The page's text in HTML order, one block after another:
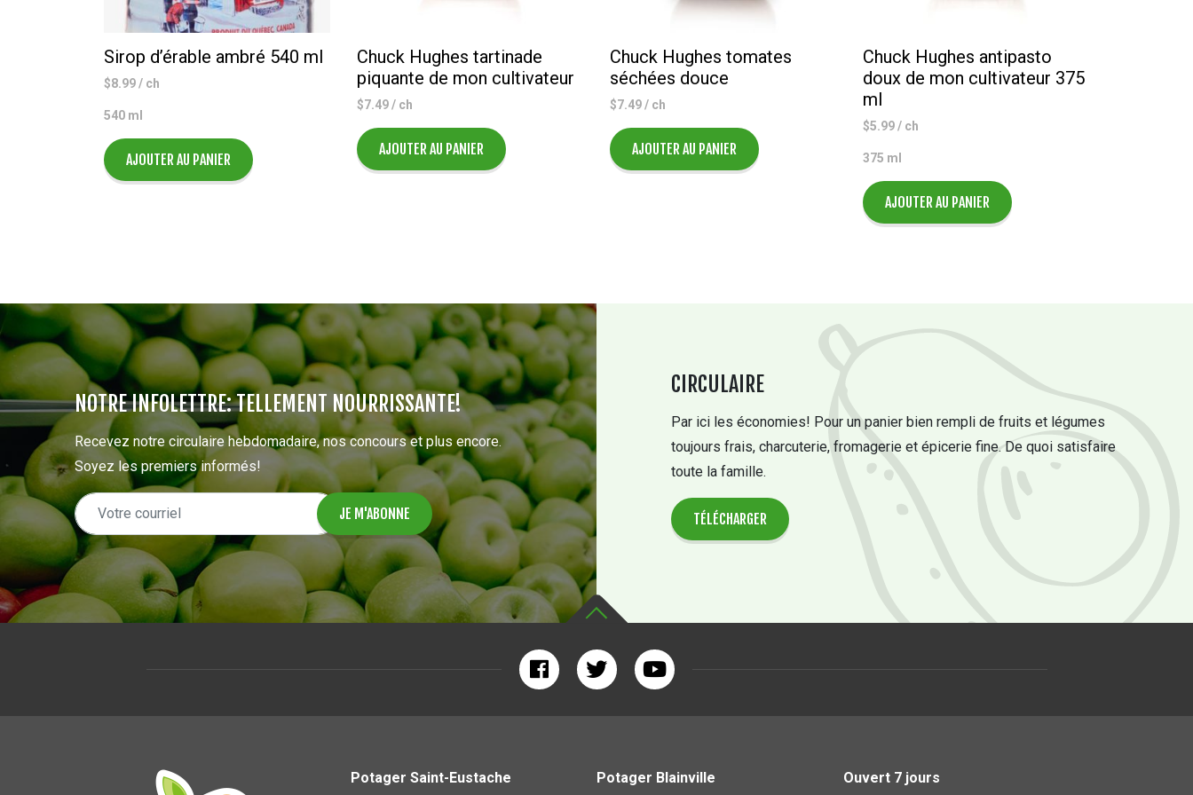
Sirop d’érable ambré 540 ml
$8.99/ ch
540 ml
AJOUTER AU PANIER
Chuck Hughes tartinade
piquante de mon cultivateur
$7.49/ ch
AJOUTER AU PANIER
Chuck Hughes tomates
séchées douce
$7.49/ ch
AJOUTER AU PANIER
Chuck Hughes antipasto
doux de mon cultivateur 375
ml
$5.99/ ch
375 ml
AJOUTER AU PANIER
CIRCULAIRE
Par ici les économies! Pour un panier bien rempli de fruits et légumes
toujours frais, charcuterie, fromagerie et épicerie fine. De quoi satisfaire
toute la famille.
TÉLÉCHARGER
NOTRE INFOLETTRE: TELLEMENT NOURRISSANTE!
Recevez notre circulaire hebdomadaire, nos concours et plus encore.
Soyez les premiers informés!
Potager Saint-Eustache Potager Blainville Ouvert 7 jours